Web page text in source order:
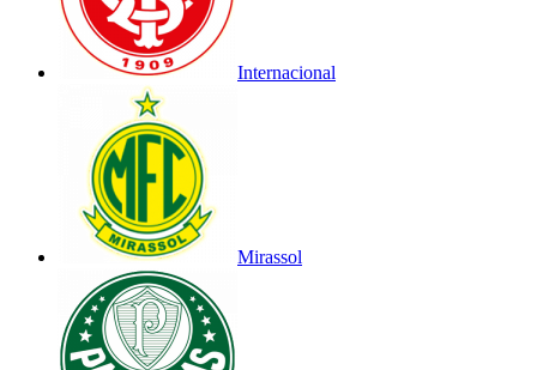
Internacional
Mirassol